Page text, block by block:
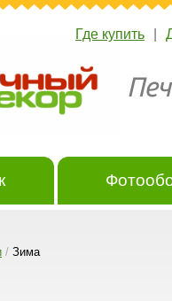
Где купить
/ Зима